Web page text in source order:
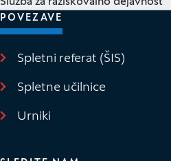
POVEZAVE
Spletni referat (ŠIS)
Spletne učilnice
Urniki